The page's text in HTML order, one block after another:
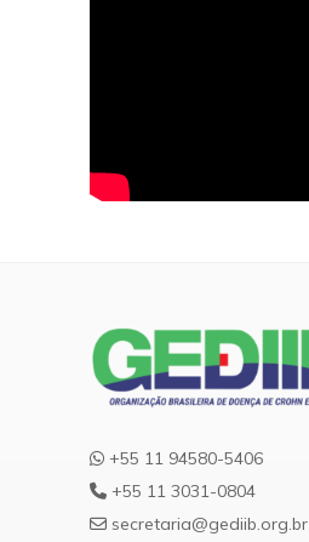
+55 11 94580-5406
+55 11 3031-0804
secretaria@gediib.org.br